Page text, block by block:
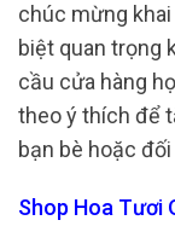
chúc mừng
biệt quan trọng
cầu cửa hàng
theo ý thích để
bạn bè hoặc
Shop Hoa Tươi